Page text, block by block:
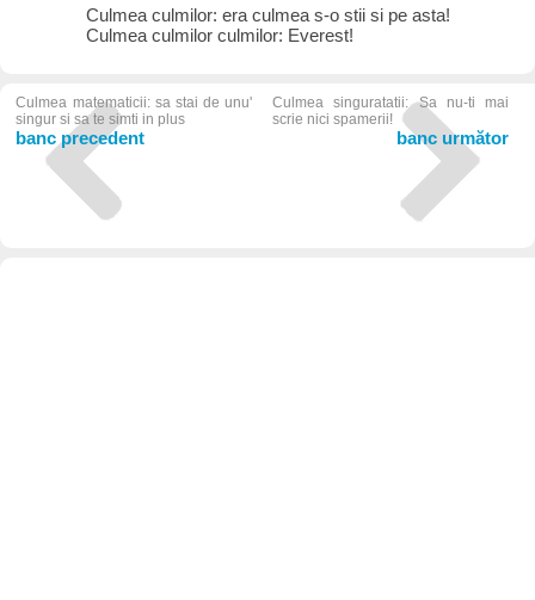
Culmea culmilor: era culmea s-o stii si pe asta!
Culmea culmilor culmilor: Everest!
Culmea matematicii: sa stai de unu'
singur si sa te simti in plus
banc precedent
Culmea singuratatii: Sa nu-ti mai
scrie nici spamerii!
banc următor